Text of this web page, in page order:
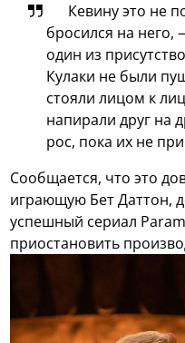
Кевину это не
бросился на
один из
Кулаки не были
стояли лицом к
напирали друг на
рос, пока их не
Сообщается, что это
играющую Бет Даттон,
успешный сериал
приостановить